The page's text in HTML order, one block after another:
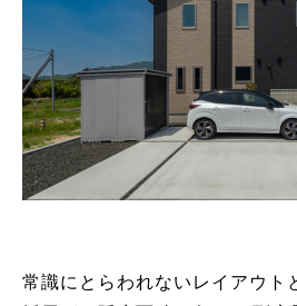
常識にとらわれないレイアウト